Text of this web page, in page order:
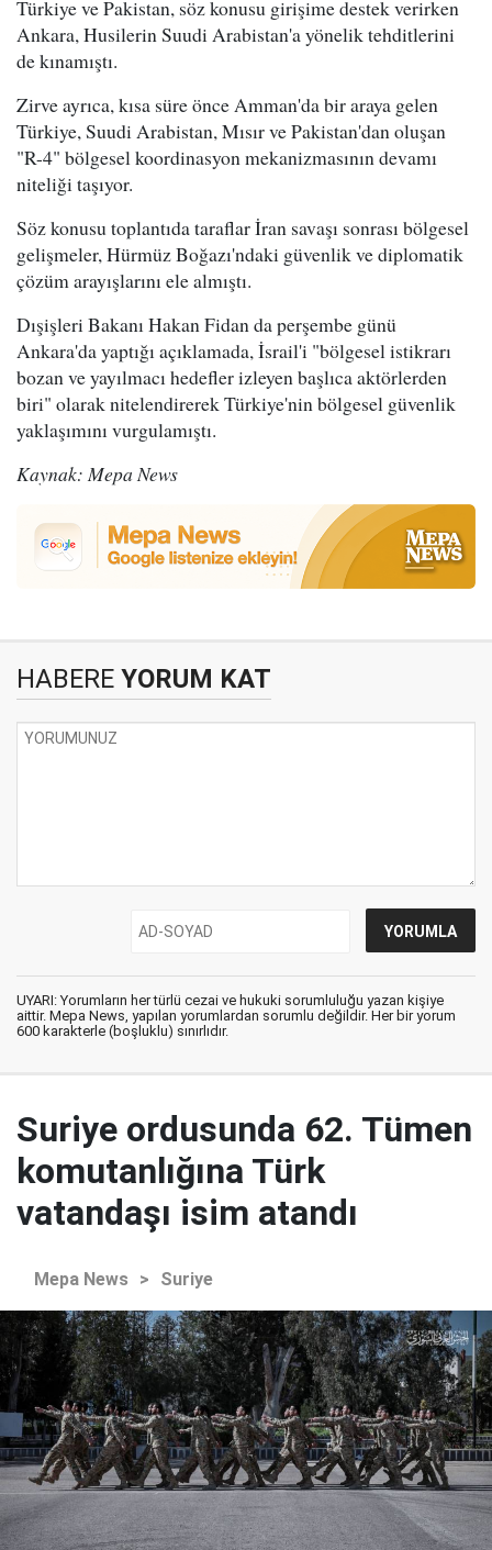
Türkiye ve Pakistan, söz konusu girişime destek verirken
Ankara, Husilerin Suudi Arabistan'a yönelik tehditlerini
de kınamıştı.
Zirve ayrıca, kısa süre önce Amman'da bir araya gelen
Türkiye, Suudi Arabistan, Mısır ve Pakistan'dan oluşan
"R-4" bölgesel koordinasyon mekanizmasının devamı
niteliği taşıyor.
Söz konusu toplantıda taraflar İran savaşı sonrası bölgesel
gelişmeler, Hürmüz Boğazı'ndaki güvenlik ve diplomatik
çözüm arayışlarını ele almıştı.
Dışişleri Bakanı Hakan Fidan da perşembe günü
Ankara'da yaptığı açıklamada, İsrail'i "bölgesel istikrarı
bozan ve yayılmacı hedefler izleyen başlıca aktörlerden
biri" olarak nitelendirerek Türkiye'nin bölgesel güvenlik
yaklaşımını vurgulamıştı.
Kaynak: Mepa News
HABERE YORUM KAT
UYARI: Yorumların her türlü cezai ve hukuki sorumluluğu yazan kişiye
aittir. Mepa News, yapılan yorumlardan sorumlu değildir. Her bir yorum
600 karakterle (boşluklu) sınırlıdır.
Suriye ordusunda 62. Tümen
komutanlığına Türk
vatandaşı isim atandı
Mepa News > Suriye